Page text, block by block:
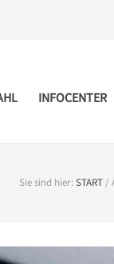
INFOCENTER
Sie sind hier:START /